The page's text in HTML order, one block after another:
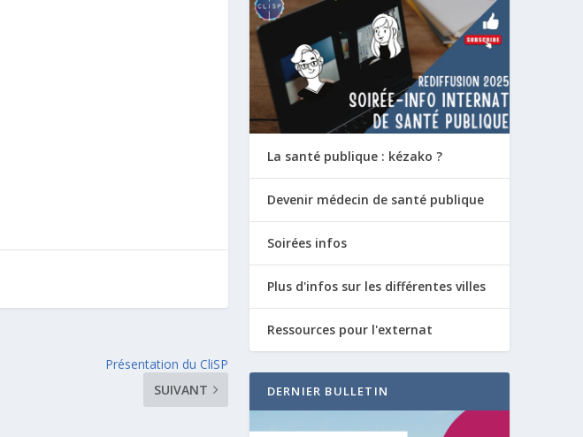
Présentation du CliSP
SUIVANT
La santé publique : kézako ?
Devenir médecin de santé publique
Soirées infos
Plus d'infos sur les différentes villes
Ressources pour l'externat
DERNIER BULLETIN